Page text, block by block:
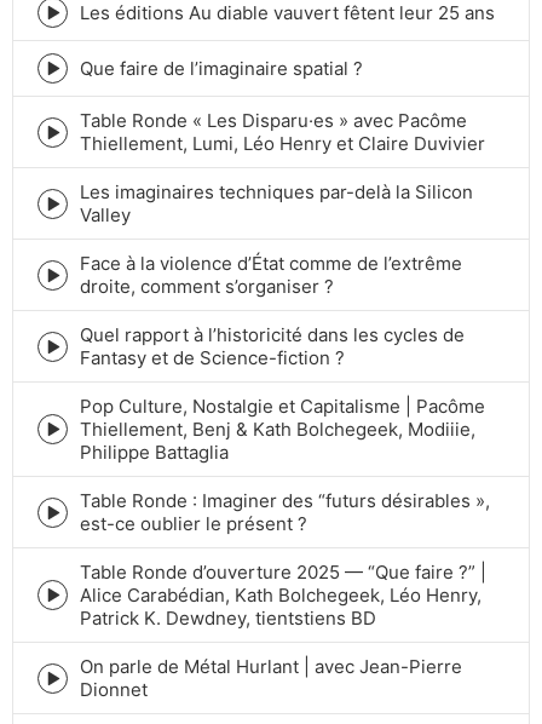
Episode
play
icon
Les éditions Au diable vauvert fêtent leur 25 ans
Episode
play
icon
Que faire de l’imaginaire spatial ?
Episode
play
icon
Table Ronde « Les Disparu·es » avec Pacôme
Thiellement, Lumi, Léo Henry et Claire Duvivier
Episode
play
icon
Les imaginaires techniques par-delà la Silicon
Valley
Episode
play
icon
Face à la violence d’État comme de l’extrême
droite, comment s’organiser ?
Episode
play
icon
Quel rapport à l’historicité dans les cycles de
Fantasy et de Science-fiction ?
Episode
play
icon
Pop Culture, Nostalgie et Capitalisme | Pacôme
Thiellement, Benj & Kath Bolchegeek, Modiiie,
Philippe Battaglia
Episode
play
icon
Table Ronde : Imaginer des “futurs désirables »,
est-ce oublier le présent ?
Episode
play
icon
Table Ronde d’ouverture 2025 — “Que faire ?” |
Alice Carabédian, Kath Bolchegeek, Léo Henry,
Patrick K. Dewdney, tientstiens BD
Episode
play
On parle de Métal Hurlant | avec Jean-Pierre
Dionnet